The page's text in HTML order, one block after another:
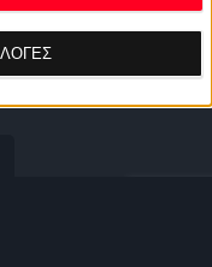
κάνοντας κλικ στο
ιστοσελίδας.